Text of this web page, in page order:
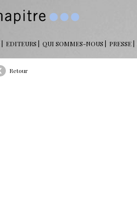
EDITEURS QUI SOMMES-NOUS PRESSE
Retour